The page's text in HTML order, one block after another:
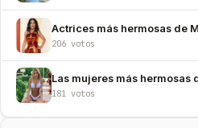
Actrices más hermosas de
206 votos
Las mujeres más hermosas
181 votos